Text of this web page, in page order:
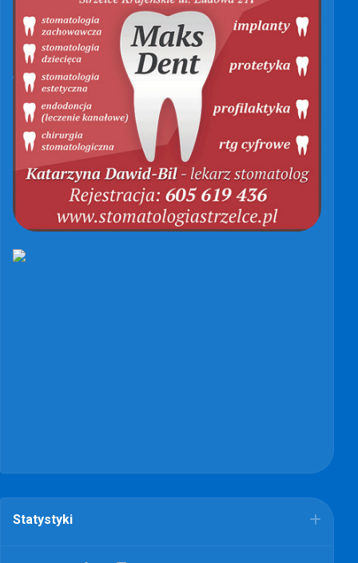
Statystyki